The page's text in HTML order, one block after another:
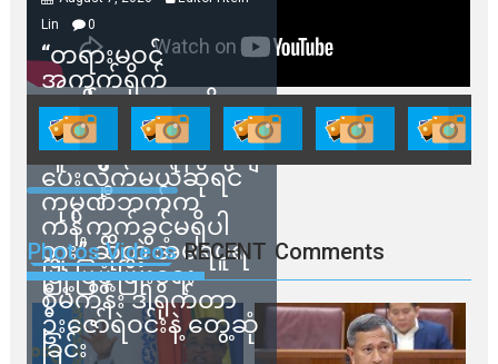
Lin
0
“တရားမဝင်
အကွက်ရိုက်
ရောင်းချမှုတွေကို
သက်ဆိုင်ရာတာဝန်ရှိ
သူတွေက ဂရန်တွေချ
ပေးလိုက်မယ်ဆိုရင်
ကုမ္ပဏီဘက်က
ကန့်ကွက်ခွင့်မရှိပါ
ဘူး” ဆိုတဲ့ အမရပူရ
မြို့ပြဖွံ့ဖြိုးရေး
စီမံကိန်း ဒါရိုက်တာ
ဦးဇော်ရဲဝင်းနဲ့ တွေ့ဆုံ
ခြင်း
Photos Videos RECENT Comments